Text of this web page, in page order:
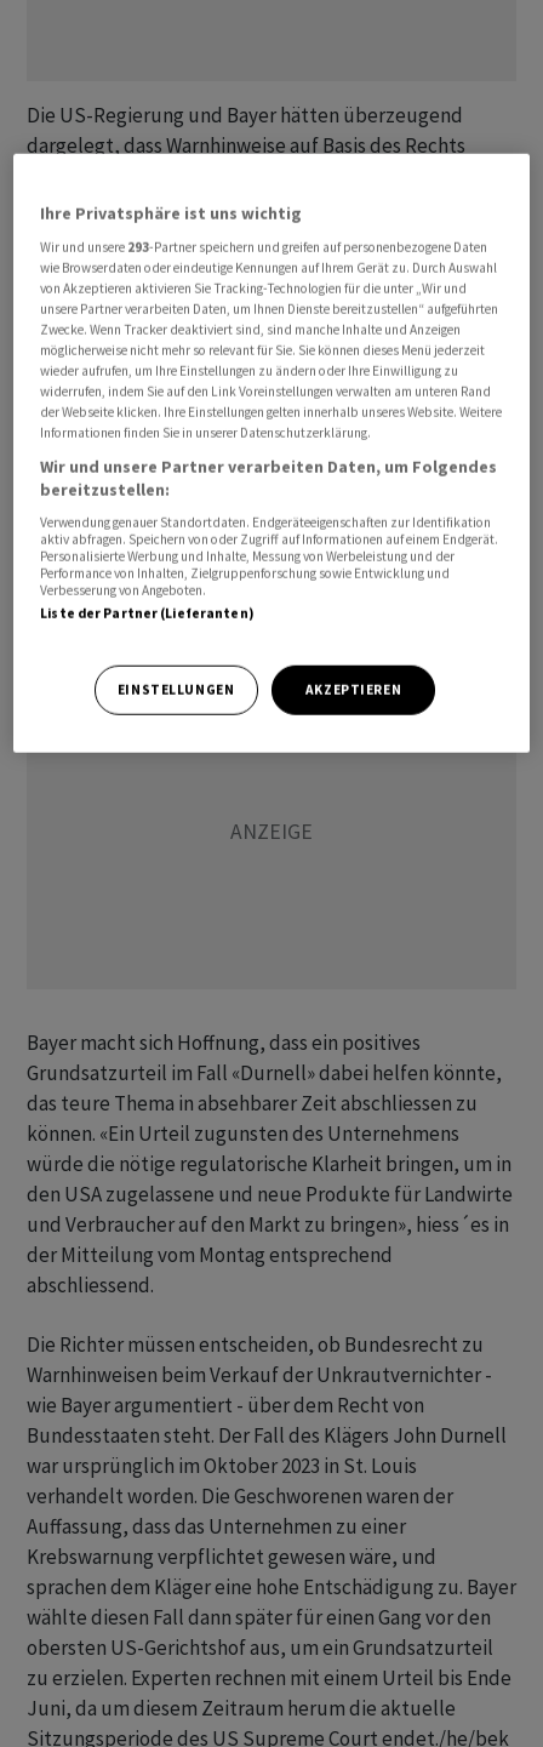
Die US-Regierung und Bayer hätten überzeugend
dargelegt, dass Warnhinweise auf Basis des Rechts
US-Umweltbehörde genehmigten Produktlabel
unterscheiden, durch Bundesrecht ausgeschlossen
seien. Alles andere würde zu einem Flickenteppich an
Warnhinweisen führen. Unternehmen sollten nicht auf
Basis des Rechts einzelner Bundesstaaten dafür
verurteilt werden können, dass sie sich an Bundesrecht
hielten.
Aus den Fragen der Richter in der Anhörung ergab sich
allerdings ein gemischtes Bild. So äusserte sich Brett
Uniformität bei solchen Warnhinweisen bedürfe. Der
Vorsitzende Richter, John Roberts, stellte hingegen die
Frage, ob es Bundesstaaten nicht erlaubt sein sollte,
auf neue Risiken hinzuweisen.
Bayer macht sich Hoffnung, dass ein positives
Grundsatzurteil im Fall «Durnell» dabei helfen könnte,
das teure Thema in absehbarer Zeit abschliessen zu
können. «Ein Urteil zugunsten des Unternehmens
würde die nötige regulatorische Klarheit bringen, um in
den USA zugelassene und neue Produkte für Landwirte
und Verbraucher auf den Markt zu bringen», hiess´es in
der Mitteilung vom Montag entsprechend
abschliessend.
Die Richter müssen entscheiden, ob Bundesrecht zu
Warnhinweisen beim Verkauf der Unkrautvernichter -
wie Bayer argumentiert - über dem Recht von
Bundesstaaten steht. Der Fall des Klägers John Durnell
war ursprünglich im Oktober 2023 in St. Louis
verhandelt worden. Die Geschworenen waren der
Auffassung, dass das Unternehmen zu einer
Krebswarnung verpflichtet gewesen wäre, und
sprachen dem Kläger eine hohe Entschädigung zu. Bayer
wählte diesen Fall dann später für einen Gang vor den
obersten US-Gerichtshof aus, um ein Grundsatzurteil
zu erzielen. Experten rechnen mit einem Urteil bis Ende
Juni, da um diesem Zeitraum herum die aktuelle
Sitzungsperiode des US Supreme Court endet./he/bek
Ihre Privatsphäre ist uns wichtig
Wir und unsere 293-Partner speichern und greifen auf personenbezogene Daten
wie Browserdaten oder eindeutige Kennungen auf Ihrem Gerät zu. Durch Auswahl
von Akzeptieren aktivieren Sie Tracking-Technologien für die unter „Wir und
unsere Partner verarbeiten Daten, um Ihnen Dienste bereitzustellen“ aufgeführten
Zwecke. Wenn Tracker deaktiviert sind, sind manche Inhalte und Anzeigen
möglicherweise nicht mehr so relevant für Sie. Sie können dieses Menü jederzeit
wieder aufrufen, um Ihre Einstellungen zu ändern oder Ihre Einwilligung zu
widerrufen, indem Sie auf den Link Voreinstellungen verwalten am unteren Rand
der Webseite klicken. Ihre Einstellungen gelten innerhalb unseres Website. Weitere
Informationen finden Sie in unserer Datenschutzerklärung.
Wir und unsere Partner verarbeiten Daten, um Folgendes
bereitzustellen:
Verwendung genauer Standortdaten. Endgeräteeigenschaften zur Identifikation
aktiv abfragen. Speichern von oder Zugriff auf Informationen auf einem Endgerät.
Personalisierte Werbung und Inhalte, Messung von Werbeleistung und der
Performance von Inhalten, Zielgruppenforschung sowie Entwicklung und
Verbesserung von Angeboten.
Liste der Partner (Lieferanten)
EINSTELLUNGEN AKZEPTIEREN